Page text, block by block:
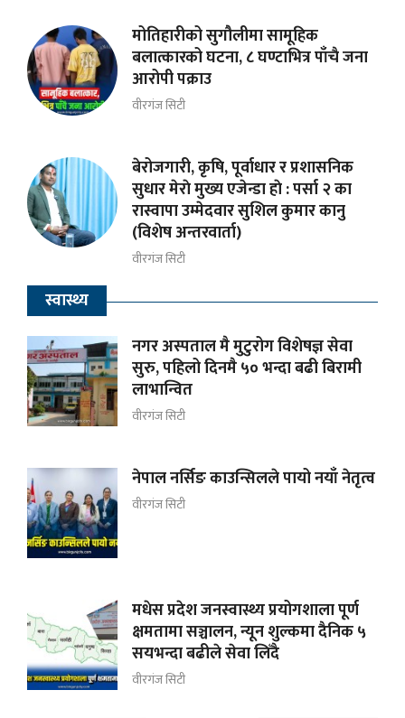
मोतिहारीको सुगौलीमा सामूहिक
बलात्कारको घटना, ८ घण्टाभित्र पाँचै जना
आरोपी पक्राउ
वीरगंज सिटी
बेरोजगारी, कृषि, पूर्वाधार र प्रशासनिक
सुधार मेराे मुख्य एजेन्डा हाे : पर्सा २ का
रास्वापा उम्मेदवार सुशिल कुमार कानु
(विशेष अन्तरवार्ता)
वीरगंज सिटी
स्वास्थ्य
नगर अस्पताल मै मुटुरोग विशेषज्ञ सेवा
सुरु, पहिलो दिनमै ५० भन्दा बढी बिरामी
लाभान्वित
वीरगंज सिटी
नेपाल नर्सिङ काउन्सिलले पायो नयाँ नेतृत्व
वीरगंज सिटी
मधेस प्रदेश जनस्वास्थ्य प्रयोगशाला पूर्ण
क्षमतामा सञ्चालन, न्यून शुल्कमा दैनिक ५
सयभन्दा बढीले सेवा लिँदै
वीरगंज सिटी